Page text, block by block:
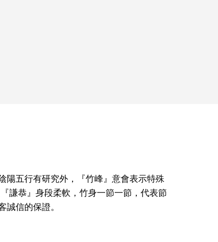
陽五行有研究外，『竹峰』意會表示特殊
謙恭』身段柔軟，竹身一節一節，代表節
信的保證。